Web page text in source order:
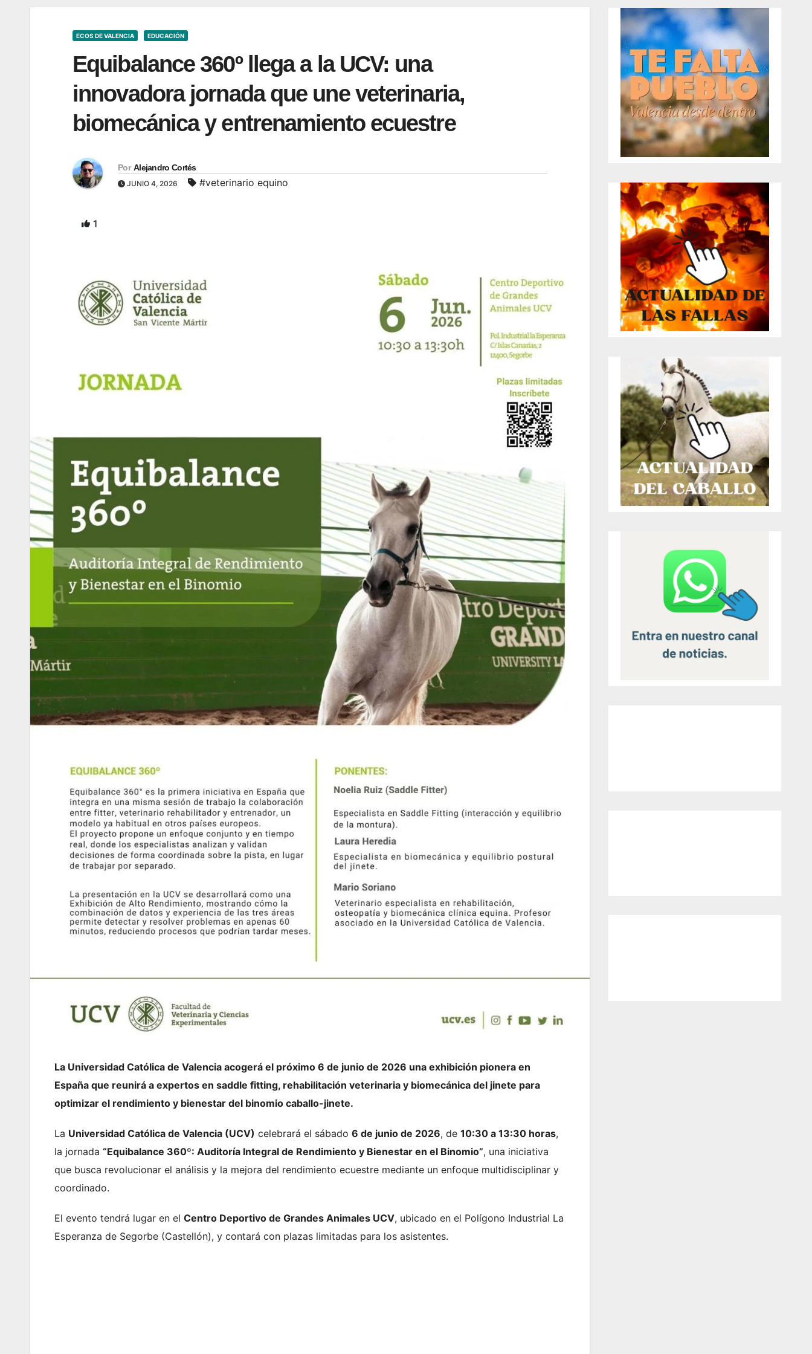
ECOS DE VALENCIA EDUCACIÓN
Equibalance 360º llega a la UCV: una
innovadora jornada que une veterinaria,
biomecánica y entrenamiento ecuestre
Por Alejandro Cortés
JUNIO 4, 2026 #veterinario equino
1
La Universidad Católica de Valencia acogerá el próximo 6 de junio de 2026 una exhibición pionera en
España que reunirá a expertos en saddle fitting, rehabilitación veterinaria y biomecánica del jinete para
optimizar el rendimiento y bienestar del binomio caballo-jinete.
La Universidad Católica de Valencia (UCV) celebrará el sábado 6 de junio de 2026, de 10:30 a 13:30 horas,
la jornada “Equibalance 360º: Auditoría Integral de Rendimiento y Bienestar en el Binomio”, una iniciativa
que busca revolucionar el análisis y la mejora del rendimiento ecuestre mediante un enfoque multidisciplinar y
coordinado.
El evento tendrá lugar en el Centro Deportivo de Grandes Animales UCV, ubicado en el Polígono Industrial La
Esperanza de Segorbe (Castellón), y contará con plazas limitadas para los asistentes.